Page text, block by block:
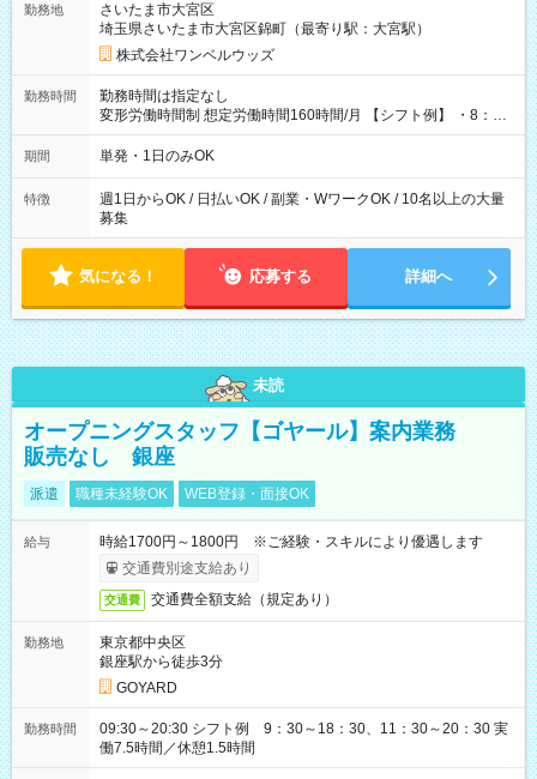
勤務地
さいたま市大宮区
埼玉県さいたま市大宮区錦町（最寄り駅：大宮駅）
株式会社ワンベルウッズ
勤務時間
勤務時間は指定なし
変形労働時間制 想定労働時間160時間/月 【シフト例】 ・8：00
～21：00
期間 単発・1日のみOK
特徴
週1日からOK / 日払いOK / 副業・WワークOK / 10名以上の大量
募集
気になる！ 応募する 詳細へ
未読
オープニングスタッフ【ゴヤール】案内業務
販売なし 銀座
派遣 職種未経験OK WEB登録・面接OK
給与
時給1700円～1800円 ※ご経験・スキルにより優遇します
交通費別途支給あり
交通費 交通費全額支給（規定あり）
勤務地
東京都中央区
銀座駅から徒歩3分
GOYARD
勤務時間
09:30～20:30 シフト例 9：30～18：30、11：30～20：30 実
働7.5時間／休憩1.5時間